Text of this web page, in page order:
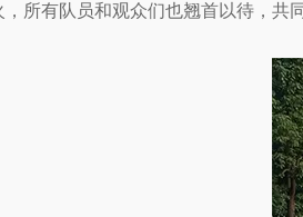
所有队员和观众们也翘首以待，共